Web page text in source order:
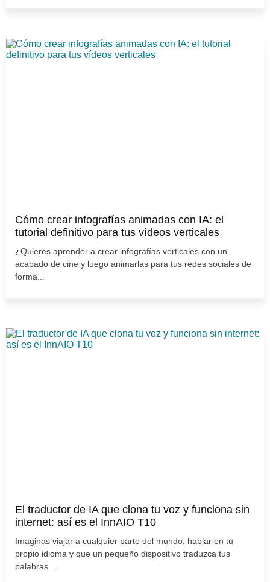
Cómo crear infografías animadas con IA: el
tutorial definitivo para tus vídeos verticales
¿Quieres aprender a crear infografías verticales con un
acabado de cine y luego animarlas para tus redes sociales de
forma...
El traductor de IA que clona tu voz y funciona sin
internet: así es el InnAIO T10
Imaginas viajar a cualquier parte del mundo, hablar en tu
propio idioma y que un pequeño dispositivo traduzca tus
palabras...